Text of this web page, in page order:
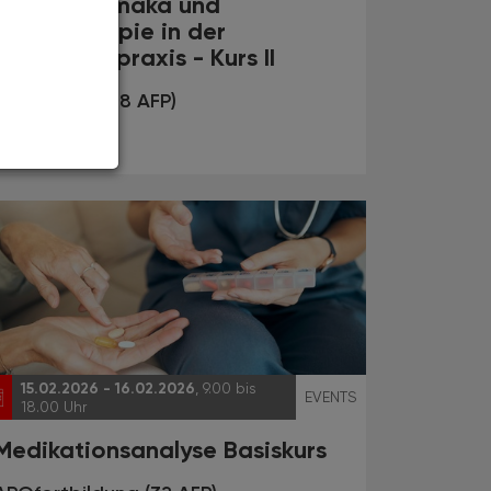
Phytotherapie in der
Apothekenpraxis - Kurs II
Fortbildung (18 AFP)
15.02.2026 - 16.02.2026, 9.00 bis
18.00 Uhr
EVENTS
Basiskurs